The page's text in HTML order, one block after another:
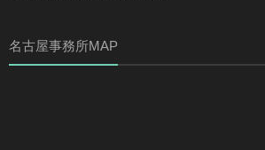
名古屋事務所MAP